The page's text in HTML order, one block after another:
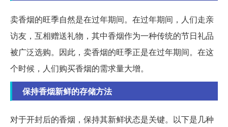
卖香烟的旺季自然是在过年期间。在过年期间，人们走亲
访友，互相赠送礼物，其中香烟作为一种传统的节日礼品
被广泛选购。因此，卖香烟的旺季正是在过年期间。在这
个时候，人们购买香烟的需求量大增。
保持香烟新鲜的存储方法
对于开封后的香烟，保持其新鲜状态是关键。以下是几种